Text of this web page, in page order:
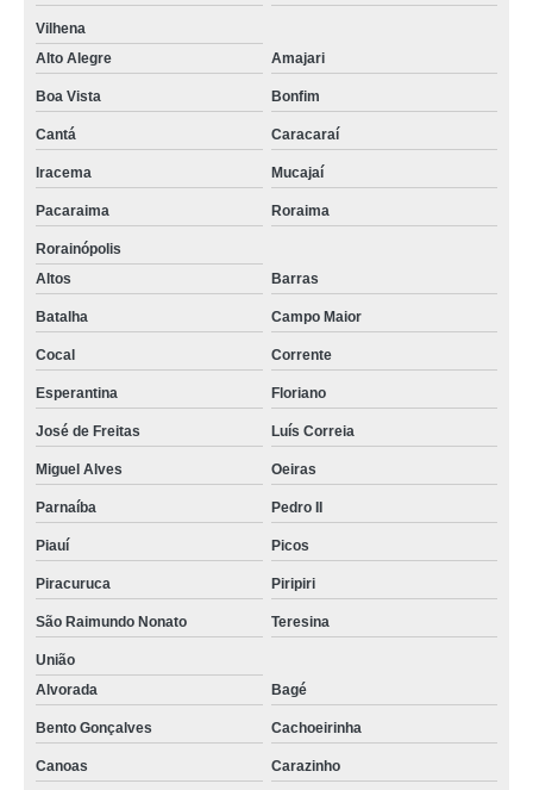
Vilhena
Alto Alegre
Amajari
Boa Vista Bonfim
Cantá Caracaraí
Iracema Mucajaí
Pacaraima Roraima
Rorainópolis
Altos
Barras
Batalha Campo Maior
Cocal Corrente
Esperantina Floriano
José de Freitas Luís Correia
Miguel Alves Oeiras
Parnaíba Pedro II
Piauí Picos
Piracuruca Piripiri
São Raimundo Nonato Teresina
União
Alvorada
Bagé
Bento Gonçalves Cachoeirinha
Canoas Carazinho